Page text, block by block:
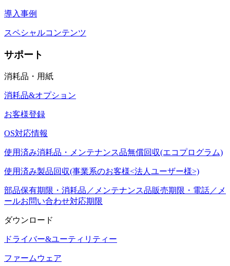
導入事例
スペシャルコンテンツ
サポート
消耗品・用紙
消耗品&オプション
お客様登録
OS対応情報
使用済み消耗品・メンテナンス品無償回収(エコプログラム)
使用済み製品回収(事業系のお客様<法人ユーザー様>)
部品保有期限・消耗品／メンテナンス品販売期限・電話／メ
ールお問い合わせ対応期限
ダウンロード
ドライバー&ユーティリティー
ファームウェア